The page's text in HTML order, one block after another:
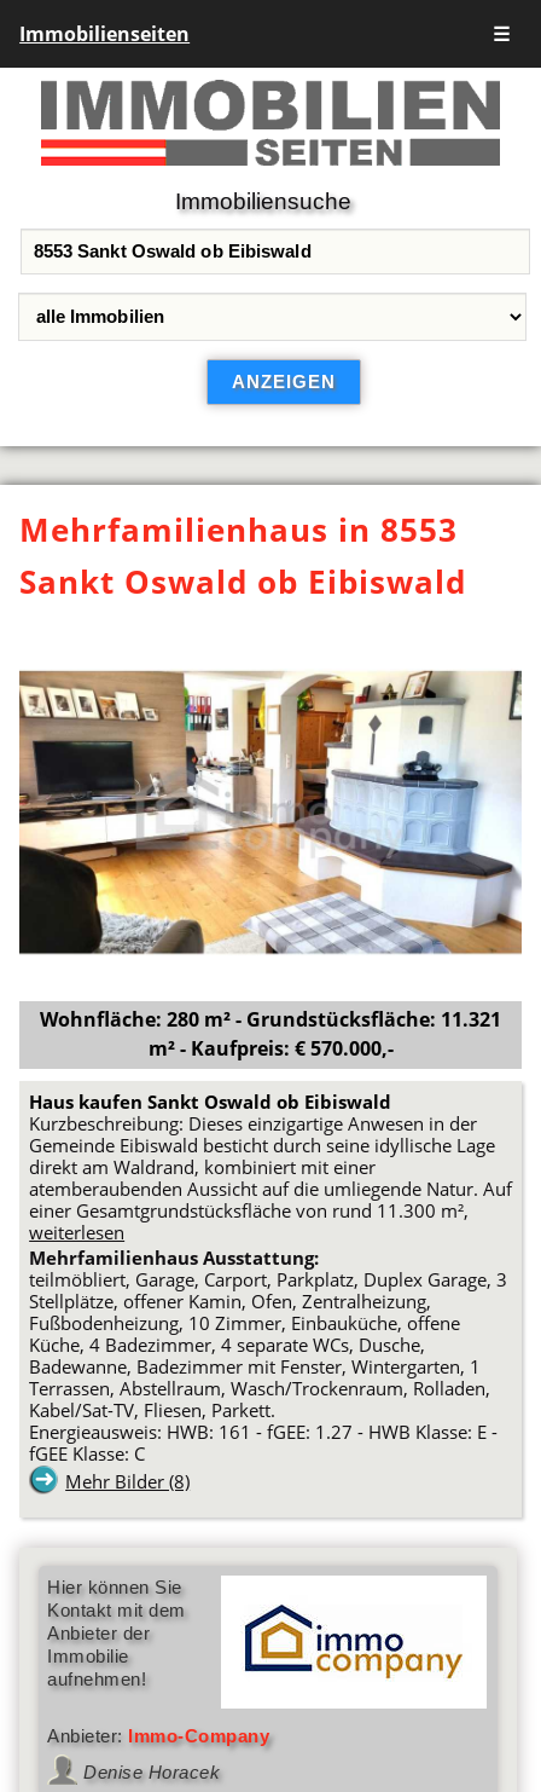
Immobilienseiten ☰
Immobiliensuche
Mehrfamilienhaus in 8553
Sankt Oswald ob Eibiswald
Wohnfläche: 280 m² - Grundstücksfläche: 11.321
m² - Kaufpreis: € 570.000,-
Haus kaufen Sankt Oswald ob Eibiswald
Kurzbeschreibung: Dieses einzigartige Anwesen in der
Gemeinde Eibiswald besticht durch seine idyllische Lage
direkt am Waldrand, kombiniert mit einer
atemberaubenden Aussicht auf die umliegende Natur. Auf
einer Gesamtgrundstücksfläche von rund 11.300 m²,
weiterlesen
Mehrfamilienhaus Ausstattung:
teilmöbliert, Garage, Carport, Parkplatz, Duplex Garage, 3
Stellplätze, offener Kamin, Ofen, Zentralheizung,
Fußbodenheizung, 10 Zimmer, Einbauküche, offene
Küche, 4 Badezimmer, 4 separate WCs, Dusche,
Badewanne, Badezimmer mit Fenster, Wintergarten, 1
Terrassen, Abstellraum, Wasch/Trockenraum, Rolladen,
Kabel/Sat-TV, Fliesen, Parkett.
Energieausweis: HWB: 161 - fGEE: 1.27 - HWB Klasse: E -
fGEE Klasse: C
Mehr Bilder (8)
Hier können Sie
Kontakt mit dem
Anbieter der
Immobilie
aufnehmen!
Anbieter: Immo-Company
Denise Horacek